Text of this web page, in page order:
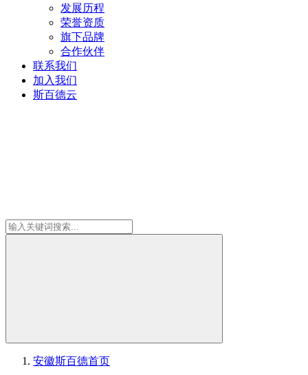
发展历程
荣誉资质
旗下品牌
合作伙伴
联系我们
加入我们
斯百德云
安徽斯百德首页